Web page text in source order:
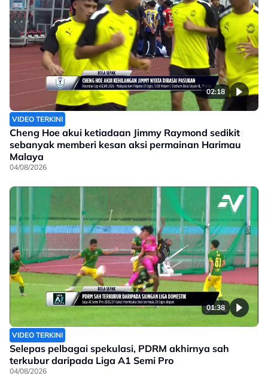
02:18
VIDEO TERKINI
Cheng Hoe akui ketiadaan Jimmy Raymond sedikit
sebanyak memberi kesan aksi permainan Harimau
Malaya
04/08/2026
01:38
VIDEO TERKINI
Selepas pelbagai spekulasi, PDRM akhirnya sah
terkubur daripada Liga A1 Semi Pro
04/08/2026